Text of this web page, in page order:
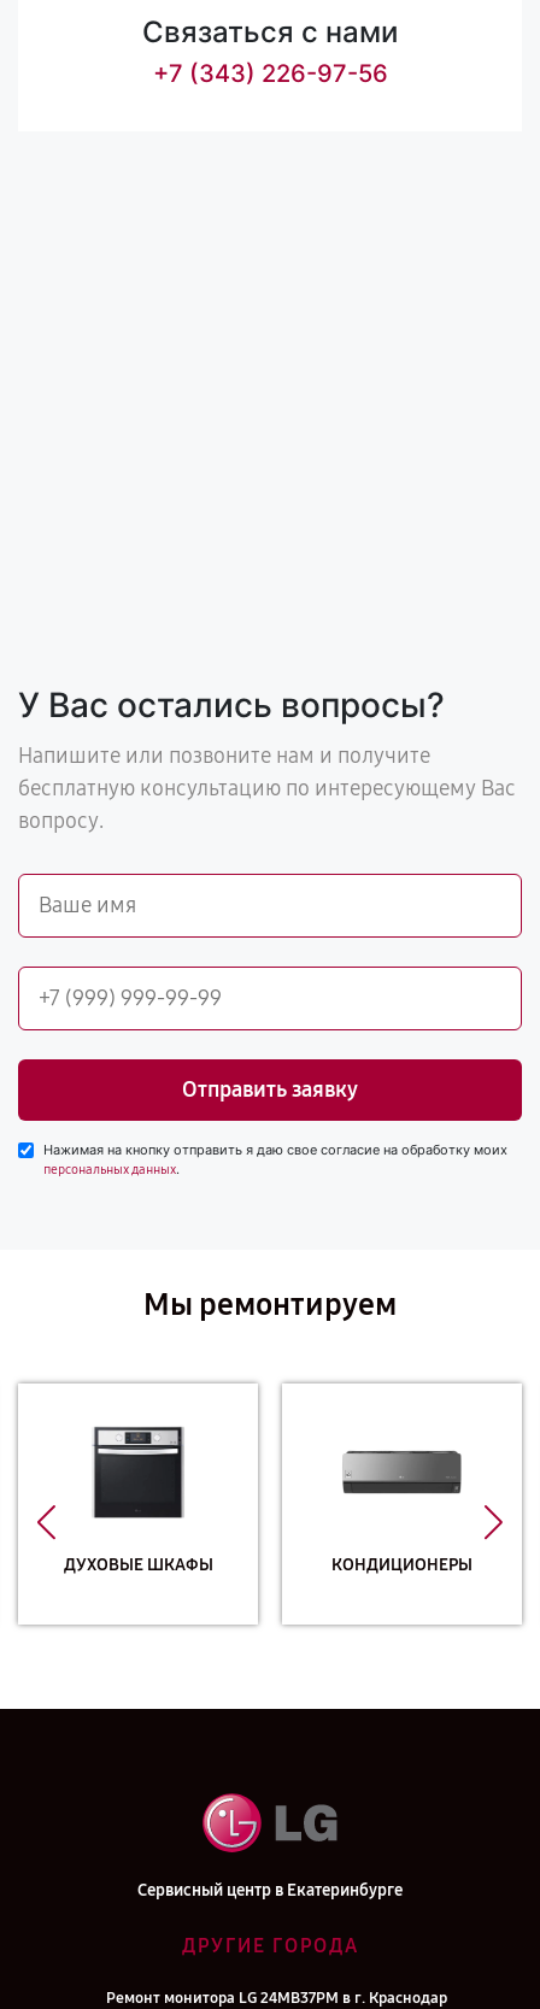
Связаться с нами
+7 (343) 226-97-56
У Вас остались вопросы?
Напишите или позвоните нам и получите
бесплатную консультацию по интересующему Вас
вопросу.
Отправить заявку
Нажимая на кнопку отправить я даю свое согласие на обработку моих
персональных данных.
Мы ремонтируем
ДУХОВЫЕ ШКАФЫ КОНДИЦИОНЕРЫ
Сервисный центр в Екатеринбурге
ДРУГИЕ ГОРОДА
Ремонт монитора LG 24MB37PM в г. Краснодар